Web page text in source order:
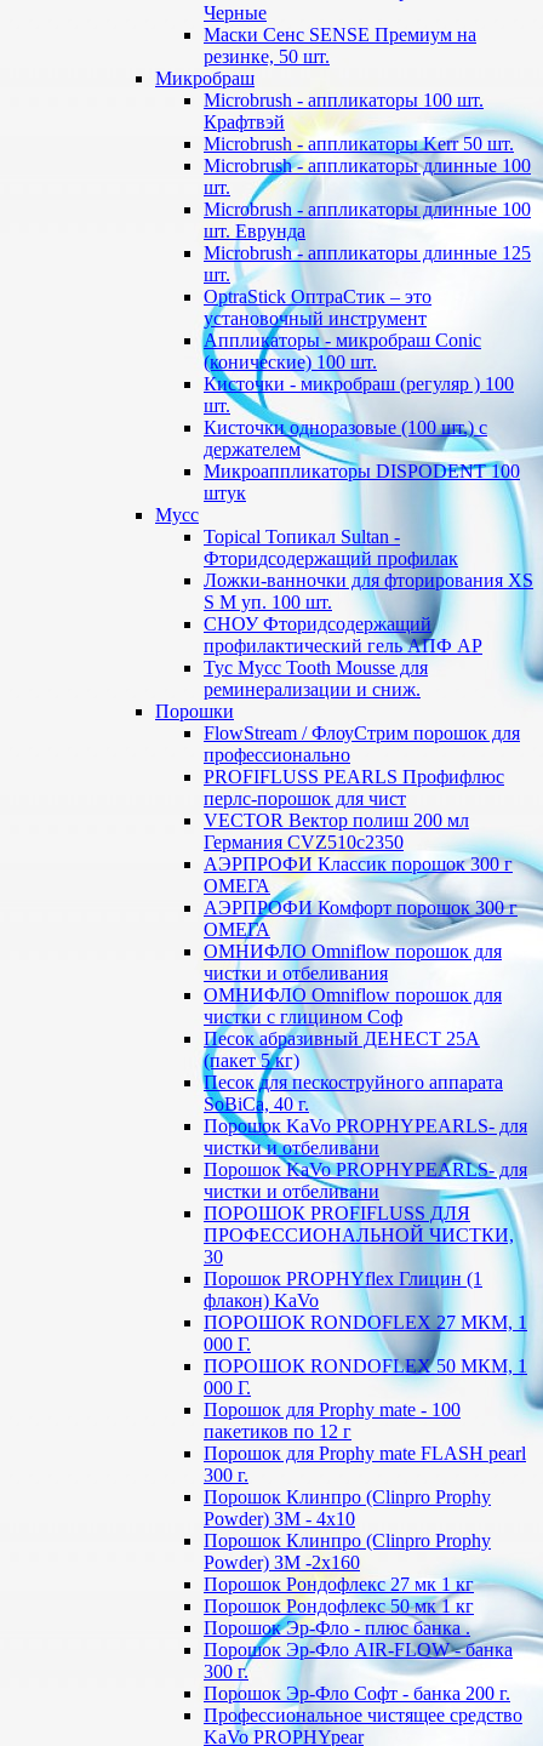
Черные
Маски Сенс SENSE Премиум на
резинке, 50 шт.
Микробраш
Microbrush - аппликаторы 100 шт.
Крафтвэй
Microbrush - аппликаторы Kerr 50 шт.
Microbrush - аппликаторы длинные 100
шт.
Microbrush - аппликаторы длинные 100
шт. Еврунда
Microbrush - аппликаторы длинные 125
шт.
OptraStick ОптраСтик – это
установочный инструмент
Аппликаторы - микробраш Conic
(конические) 100 шт.
Кисточки - микробраш (регуляр ) 100
шт.
Кисточки одноразовые (100 шт.) с
держателем
Микроаппликаторы DISPODENT 100
штук
Мусс
Topical Топикал Sultan -
Фторидсодержащий профилак
Ложки-ванночки для фторирования XS
S М уп. 100 шт.
СНОУ Фторидсодержащий
профилактический гель АПФ AP
Тус Мусс Tooth Mousse для
реминерализации и сниж.
Порошки
FlowStream / ФлоуСтрим порошок для
профессионально
PROFIFLUSS PEARLS Профифлюс
перлс-порошок для чист
VECTOR Вектор полиш 200 мл
Германия CVZ510с2350
АЭРПРОФИ Классик порошок 300 г
ОМЕГА
АЭРПРОФИ Комфорт порошок 300 г
ОМЕГА
ОМНИФЛО Omniflow порошок для
чистки и отбеливания
ОМНИФЛО Omniflow порошок для
чистки с глицином Соф
Песок абразивный ДЕНЕСТ 25А
(пакет 5 кг)
Песок для пескоструйного аппарата
SoBiCa, 40 г.
Порошок KaVo PROPHYPEARLS- для
чистки и отбеливани
Порошок KaVo PROPHYPEARLS- для
чистки и отбеливани
ПОРОШОК PROFIFLUSS ДЛЯ
ПРОФЕССИОНАЛЬНОЙ ЧИСТКИ,
30
Порошок PROPHYflex Глицин (1
флакон) KaVo
ПОРОШОК RONDOFLEX 27 МКМ, 1
000 Г.
ПОРОШОК RONDOFLEX 50 МКМ, 1
000 Г.
Порошок для Proрhy mate - 100
пакетиков по 12 г
Порошок для Proрhy mate FLASH pearl
300 г.
Порошок Клинпро (Clinpro Prophy
Powder) ЗМ - 4х10
Порошок Клинпро (Clinpro Prophy
Powder) ЗМ -2х160
Порошок Рондофлекс 27 мк 1 кг
Порошок Рондофлекс 50 мк 1 кг
Порошок Эр-Фло - плюс банка .
Порошок Эр-Фло AIR-FLOW - банка
300 г.
Порошок Эр-Фло Софт - банка 200 г.
Профессиональное чистящее средство
KaVo PROPHYpear